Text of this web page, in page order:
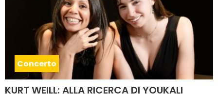
Concerto
KURT WEILL: ALLA RICERCA DI YOUKALI